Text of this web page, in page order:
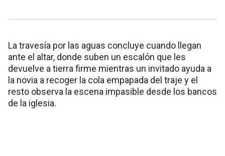
La travesía por las aguas concluye cuando llegan
ante el altar, donde suben un escalón que les
devuelve a tierra firme mientras un invitado ayuda a
la novia a recoger la cola empapada del traje y el
resto observa la escena impasible desde los bancos
de la iglesia.